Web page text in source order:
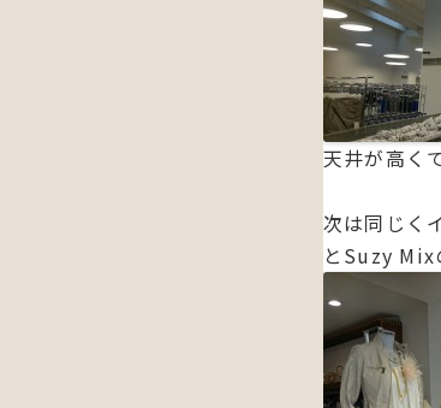
天井が高く
次は同じく
とSuzy Mix